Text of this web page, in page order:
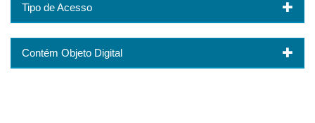
Tipo de Acesso
Contém Objeto Digital